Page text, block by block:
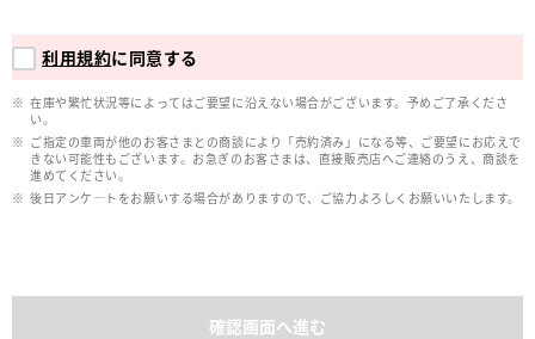
利用規約に同意する
在庫や繁忙状況等によってはご要望に沿えない場合がございます。予めご了承くださ
い。
ご指定の車両が他のお客さまとの商談により「売約済み」になる等、ご要望にお応えで
きない可能性もございます。お急ぎのお客さまは、直接販売店へご連絡のうえ、商談を
進めてください。
後日アンケ―トをお願いする場合がありますので、ご協力よろしくお願いいたします。
確認画面へ進む